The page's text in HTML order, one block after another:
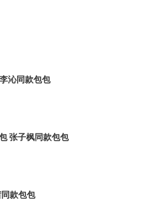
沁同款包包
张子枫同款包包
款包包